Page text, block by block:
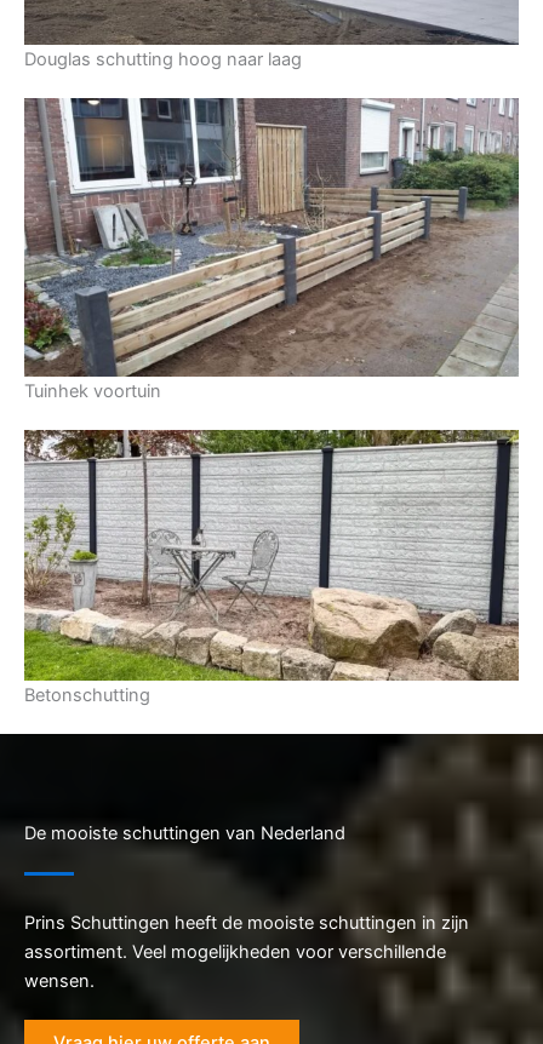
Douglas schutting hoog naar laag
Tuinhek voortuin
Betonschutting
De mooiste schuttingen van Nederland
Prins Schuttingen heeft de mooiste schuttingen in zijn
assortiment. Veel mogelijkheden voor verschillende
wensen.